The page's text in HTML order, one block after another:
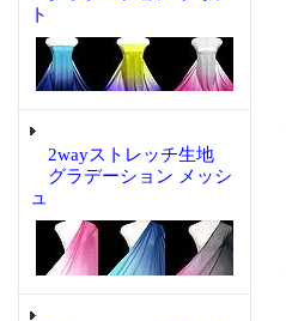
ト
2wayストレッチ生地
グラデーション メッシ
ュ